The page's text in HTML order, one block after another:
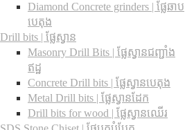
Diamond Concrete grinders | ផ្លែឆាប
បេតុង
Drill bits |​ ផ្លែស្វាន
Masonry Drill Bits |​ ផ្លែស្វានជញ្ជាំង
ឥដ្ឋ
Concrete Drill bits |​ ផ្លែស្វានបេតុង
Metal Drill bits |​ ផ្លែស្វានដែក
Drill bits for wood |​ ផ្លែស្វានឈើរ